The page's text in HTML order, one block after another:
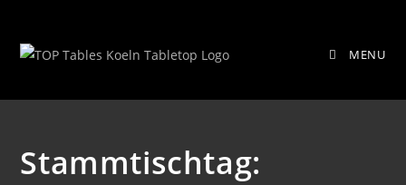
springen
MENU
Wars – X-Wing/Armada
Stammtischtag: